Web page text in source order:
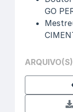
GO
ARQUIVO(S)